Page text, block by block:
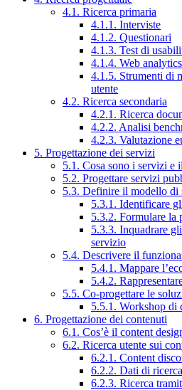
4.1. Ricerca primaria
4.1.1. Interviste
4.1.2. Questionari
4.1.3. Test di
4.1.4. Web analytics
4.1.5. Strumenti di
utente
4.2. Ricerca secondaria
4.2.1. Ricerca
4.2.2. Analisi
4.2.3. Valutazione
5. Progettazione dei servizi
5.1. Cosa sono i servizi e
5.2. Progettare servizi
5.3. Definire il modello di
5.3.1. Identificare
5.3.2. Formulare la
5.3.3. Inquadrare
servizio
5.4. Descrivere il
5.4.1. Mappare
5.4.2.
5.5. Co-progettare le
5.5.1. Workshop di
6. Progettazione dei contenuti
6.1. Cos’è il content
6.2. Ricerca utente sui
6.2.1. Content
6.2.2. Dati di
6.2.3. Ricerca